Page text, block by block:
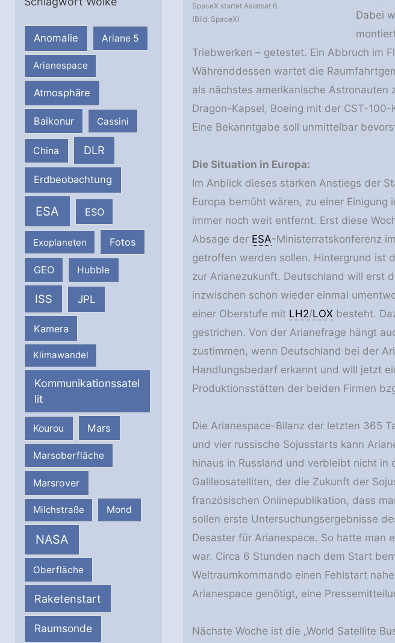
Anomalie Ariane 5
Arianespace
Atmosphäre
Baikonur Cassini
China DLR
Erdbeobachtung
ESA ESO
Exoplaneten Fotos
GEO Hubble
ISS JPL
Kamera
Klimawandel
Kommunikationssatel
lit
Kourou Mars
Marsoberfläche
Marsrover
Milchstraße Mond
NASA
Oberfläche
Raketenstart
Raumsonde
SpaceX startet Asiatsat 6.
(Bild: SpaceX)
Dabei
Triebwerken – getestet. Ein Abbruch im
Währenddessen wartet die
als nächstes amerikanische Astronauten
Dragon-Kapsel, Boeing mit der CST-
Eine Bekanntgabe soll unmittelbar
Die Situation in Europa:
Im Anblick dieses starken Anstiegs der
Europa bemüht wären, zu einer
immer noch weit entfernt. Erst diese
Absage der ESA-Ministerratskonferenz
getroffen werden sollen. Hintergrund ist
zur Arianezukunft. Deutschland will erst
inzwischen schon wieder einmal
einer Oberstufe mit LH2/LOXbesteht.
gestrichen. Von der Arianefrage hängt
zustimmen, wenn Deutschland bei der
Handlungsbedarf erkannt und will jetzt
Produktionsstätten der beiden Firmen
Die Arianespace-Bilanz der letzten 365
und vier russische Sojusstarts kann
hinaus in Russland und verbleibt nicht
Galileosatelliten, der die Zukunft der
französischen Onlinepublikation, dass
sollen erste Untersuchungsergebnisse
Desaster für Arianespace. So hatte man
war. Circa 6 Stunden nach dem Start
Weltraumkommando einen Fehlstart
Arianespace genötigt, eine
Nächste Woche ist die „World Satellite